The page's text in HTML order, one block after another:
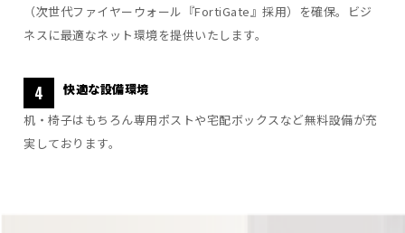
（次世代ファイヤーウォール『FortiGate』採用）を確保。ビジ
ネスに最適なネット環境を提供いたします。
4
快適な設備環境
机・椅子はもちろん専用ポストや宅配ボックスなど無料設備が充
実しております。